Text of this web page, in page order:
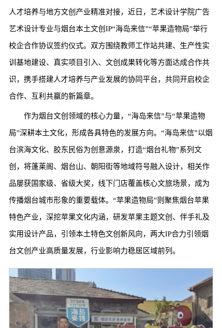
人才培养与地方文创产业精准对接，近日，艺术设计学院广告
艺术设计专业与烟台本土文创IP“海岛来信”“苹果造物局”举行
校企合作协议签约仪式。双方围绕教师工作站共建、生产性实
训基地建设、真实项目引入、文创成果转化等方面达成合作共
识，携手搭建人才培养与产业发展的协同平台，共同开启校企
合作、互利共赢的新篇章。
作为烟台文创领域的核心力量，“海岛来信”与“苹果造物
局”深耕本土文化，形成各具特色的发展方向。“海岛来信”以烟
台滨海文化、胶东民俗为创意源泉，打造“烟台礼物”系列文
创，将蓬莱阁、烟台山、朝阳街等地域符号融入设计，相关作
品屡获国家级、省级大奖，线下门店覆盖核心文旅场景，成为
传播烟台城市形象的重要载体。“苹果造物局”则聚焦烟台苹果
特色产业，深挖苹果文化内涵，研发苹果主题文创、伴手礼及
实用设计产品，引领本土特色文创新风向，两大IP合力引领烟
台文创产业高质量发展，行业影响力稳居区域前列。